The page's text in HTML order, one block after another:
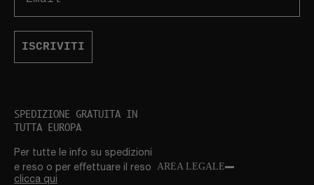
ISCRIVITI
SPEDIZIONE GRATUITA IN
TUTTA EUROPA
Per tutte le info su spedizioni
e reso o per eﬀettuare il reso
clicca qui
AREA LEGALE